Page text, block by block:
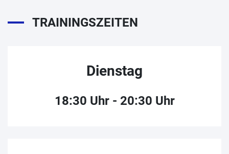
TRAININGSZEITEN
Dienstag
18:30 Uhr - 20:30 Uhr